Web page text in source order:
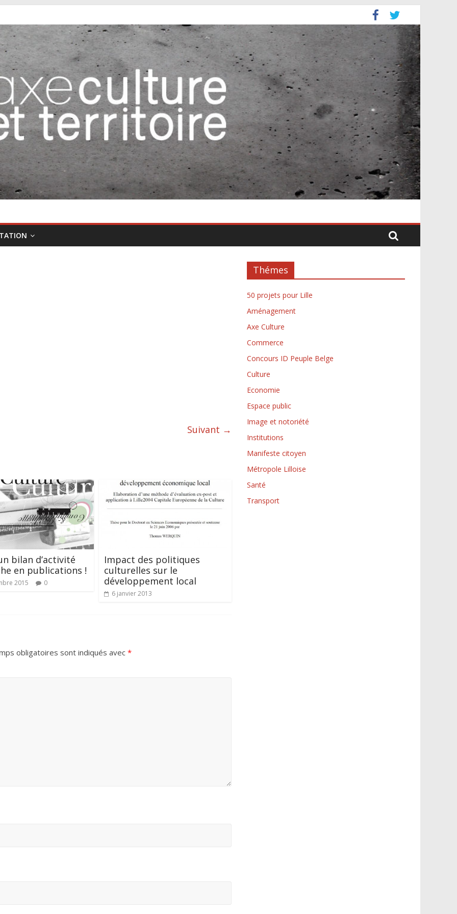
Suivant →
bilan d’activité
en publications !
2015 0
Impact des politiques
culturelles sur le
développement local
6 janvier 2013
obligatoires sont indiqués avec *
Thémes
50 projets pour Lille
Aménagement
Axe Culture
Commerce
Concours ID Peuple Belge
Culture
Economie
Espace public
Image et notoriété
Institutions
Manifeste citoyen
Métropole Lilloise
Santé
Transport